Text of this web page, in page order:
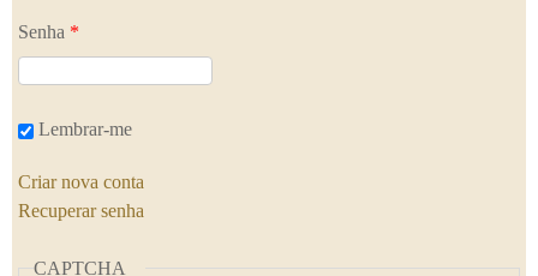
Senha *
Lembrar-me
Criar nova conta
Recuperar senha
CAPTCHA